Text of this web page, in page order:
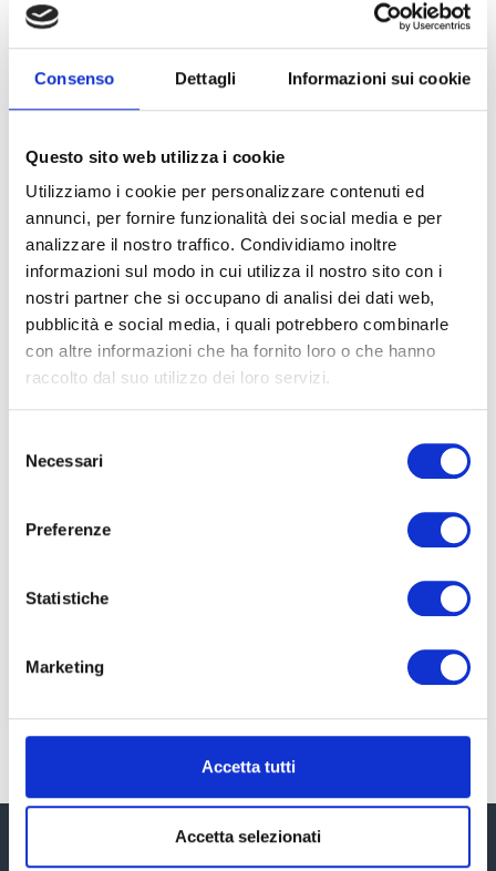
Consenso Dettagli Informazioni sui cookie
Questo sito web utilizza i cookie
Utilizziamo i cookie per personalizzare contenuti ed
annunci, per fornire funzionalità dei social media e per
analizzare il nostro traffico. Condividiamo inoltre
informazioni sul modo in cui utilizza il nostro sito con i
nostri partner che si occupano di analisi dei dati web,
pubblicità e social media, i quali potrebbero combinarle
con altre informazioni che ha fornito loro o che hanno
raccolto dal suo utilizzo dei loro servizi.
delNecessari
Preferenze
Statistiche
Marketing
Accetta tutti
Accetta selezionati
Cos’è una Holding familiare Costituire una
mossa finanziaria, ma piuttosto un passo
strategico e cruciale per assicurare la crescita,